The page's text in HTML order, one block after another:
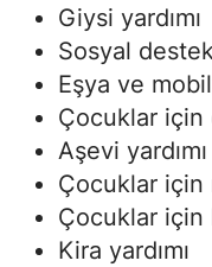
Giysi yardımı
Sosyal destek
Eşya ve
Çocuklar için
Aşevi yardımı
Çocuklar için
Çocuklar için
Kira yardımı